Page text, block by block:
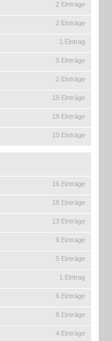
2 Einträge
2 Einträge
1 Eintrag
5 Einträge
2 Einträge
19 Einträge
19 Einträge
10 Einträge
16 Einträge
18 Einträge
13 Einträge
9 Einträge
5 Einträge
1 Eintrag
6 Einträge
8 Einträge
4 Einträge